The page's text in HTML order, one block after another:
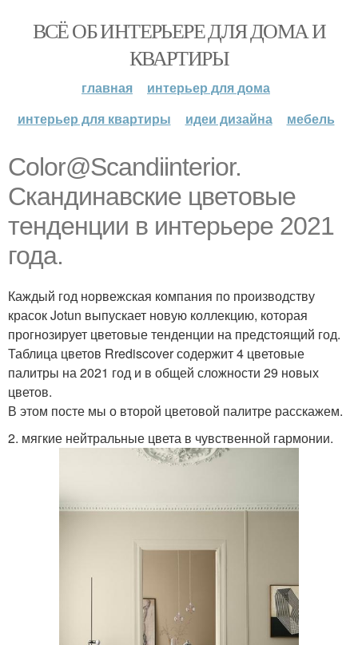
ВСЁ ОБ ИНТЕРЬЕРЕ ДЛЯ ДОМА И
КВАРТИРЫ
главная
интерьер для дома
интерьер для квартиры
идеи дизайна мебель
Color@Scandiinterior.
Скандинавские цветовые
тенденции в интерьере 2021
года.
Каждый год норвежская компания по производству
красок Jotun выпускает новую коллекцию, которая
прогнозирует цветовые тенденции на предстоящий год.
Таблица цветов Rrediscover содержит 4 цветовые
палитры на 2021 год и в общей сложности 29 новых
цветов.
В этом посте мы о второй цветовой палитре расскажем.
2. мягкие нейтральные цвета в чувственной гармонии.